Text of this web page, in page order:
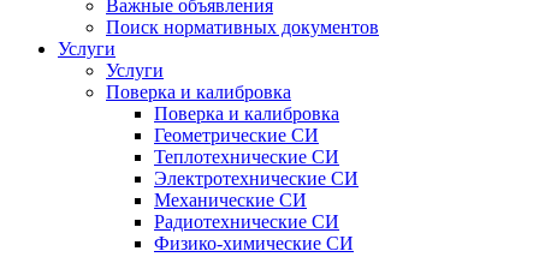
Важные объявления
Поиск нормативных документов
Услуги
Услуги
Поверка и калибровка
Поверка и калибровка
Геометрические СИ
Теплотехнические СИ
Электротехнические СИ
Механические СИ
Радиотехнические СИ
Физико-химические СИ